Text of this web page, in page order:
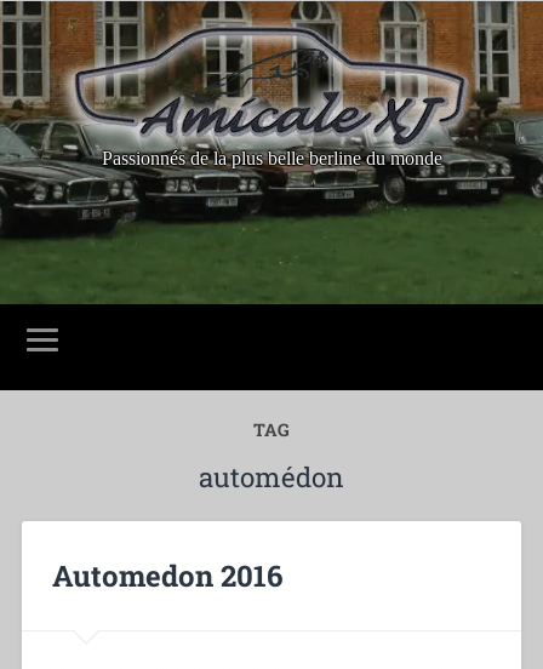
Passionnés de la plus belle berline du monde
TAG
automédon
Automedon 2016